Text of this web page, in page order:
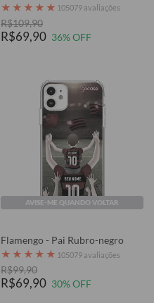
★ ★ ★ ★ ★ 105079 avaliações
R$109,90
R$69,90 36% OFF
AVISE-ME QUANDO VOLTAR
Flamengo - Pai Rubro-negro
★ ★ ★ ★ ★ 105079 avaliações
R$99,90
R$69,90 30% OFF